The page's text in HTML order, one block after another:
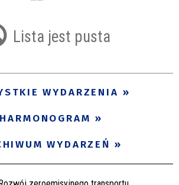
Lista jest pusta
WYDARZENIA
HARMONOGRAM
WYDARZEŃ